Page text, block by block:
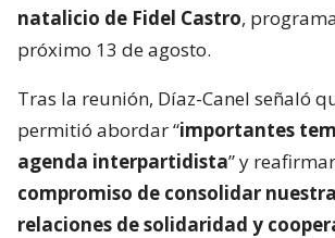
natalicio de Fidel Castro,
próximo 13 de agosto.
Tras la reunión, Díaz-Canel señaló
permitió abordar “importantes
agenda interpartidista” y
compromiso de consolidar
relaciones de solidaridad y